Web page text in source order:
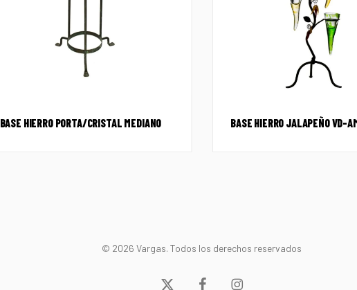
BASE HIERRO PORTA/CRISTAL MEDIANO BASE HIERRO JALAPEÑO VD-
© 2026 Vargas. Todos los derechos reservados
x- facebookinstagram